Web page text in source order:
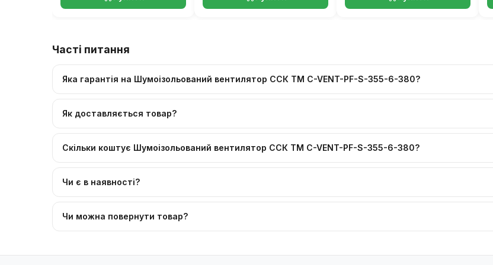
Часті питання
Яка гарантія на Шумоізольований вентилятор ССК ТМ C-VENT-PF-S-355-6-380?
Як доставляється товар?
Скільки коштує Шумоізольований вентилятор ССК ТМ C-VENT-PF-S-355-6-380?
Чи є в наявності?
Чи можна повернути товар?